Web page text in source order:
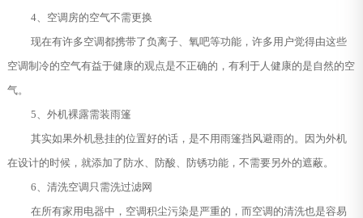
4、空调房的空气不需更换
现在有许多空调都携带了负离子、氧吧等功能，许多用户觉得由这些
空调制冷的空气有益于健康的观点是不正确的，有利于人健康的是自然的空
气。
5、外机裸露需装雨篷
其实如果外机悬挂的位置好的话，是不用雨篷挡风避雨的。因为外机
在设计的时候，就添加了防水、防酸、防锈功能，不需要另外的遮蔽。
6、清洗空调只需洗过滤网
在所有家用电器中，空调积尘污染是严重的，而空调的清洗也是容易